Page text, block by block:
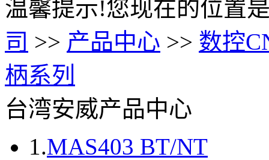
温馨提示!您现在的位置
司 >> 产品中心 >> 数控
柄系列
台湾安威产品中心
1.MAS403 BT/NT